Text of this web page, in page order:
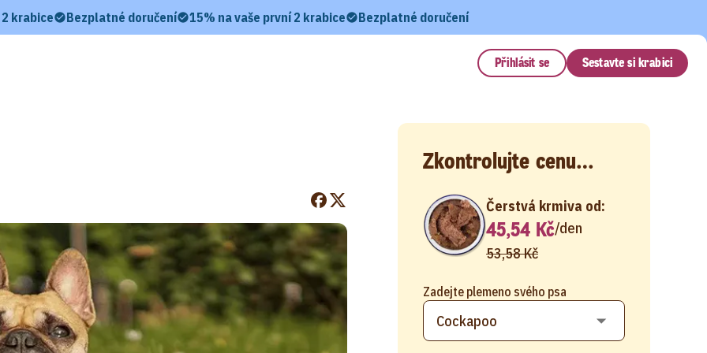
krabice Bezplatné doručení 15% na vaše první 2 krabice Bezplatné doručení
Přihlásit se Sestavte si krabici
Zkontrolujte cenu…
Zadejte plemeno svého psa
Čerstvá krmiva od:
45,54 Kč/den
53,58 Kč